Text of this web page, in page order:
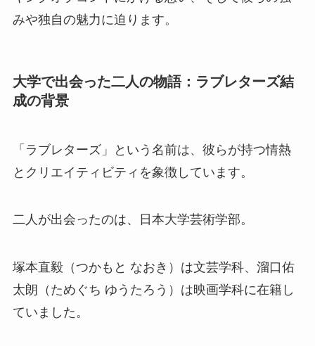
みや独自の魅力に迫ります。
大学で出会った二人の物語：ラブレターズ結
成の背景
「ラブレターズ」という名前は、彼らが持つ情熱
とクリエイティビティを象徴しています。
二人が出会ったのは、日本大学芸術学部。
塚本直毅（つかもと なおき）は文芸学科、溜口佑
太朗（ためぐち ゆうたろう）は映画学科に在籍し
ていました。